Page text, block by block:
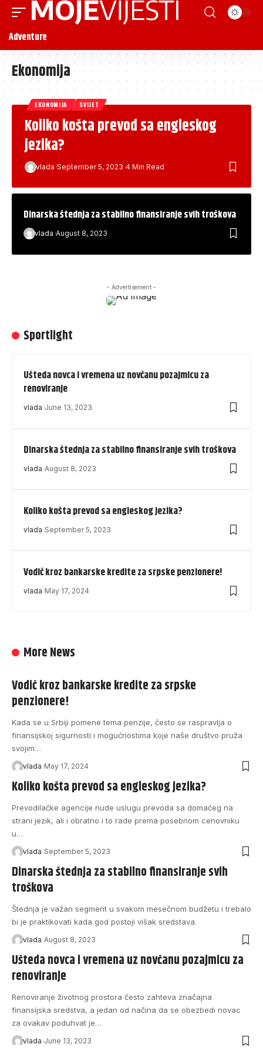
Adventure
Ekonomija
EKONOMIJA SVIJET
Koliko košta prevod sa engleskog
jezika?
vlada September 5, 2023 4 Min Read
Dinarska štednja za stabilno finansiranje svih troškova
vlada August 8, 2023
- Advertisement -
Sportlight
Ušteda novca i vremena uz novčanu pozajmicu za
renoviranje
vlada June 13, 2023
Dinarska štednja za stabilno finansiranje svih troškova
vlada August 8, 2023
Koliko košta prevod sa engleskog jezika?
vlada September 5, 2023
Vodič kroz bankarske kredite za srpske penzionere!
vlada May 17, 2024
More News
Vodič kroz bankarske kredite za srpske
penzionere!
Kada se u Srbiji pomene tema penzije, često se raspravlja o
finansijskoj sigurnosti i mogućnostima koje naše društvo pruža
svojim…
vlada May 17, 2024
Koliko košta prevod sa engleskog jezika?
Prevodilačke agencije nude uslugu prevoda sa domaćeg na
strani jezik, ali i obratno i to rade prema posebnom cenovniku
u…
vlada September 5, 2023
Dinarska štednja za stabilno finansiranje svih
troškova
Štednja je važan segment u svakom mesečnom budžetu i trebalo
bi je praktikovati kada god postoji višak sredstava.
vlada August 8, 2023
Ušteda novca i vremena uz novčanu pozajmicu za
renoviranje
Renoviranje životnog prostora često zahteva značajna
finansijska sredstva, a jedan od načina da se obezbedi novac
za ovakav poduhvat je…
vlada June 13, 2023